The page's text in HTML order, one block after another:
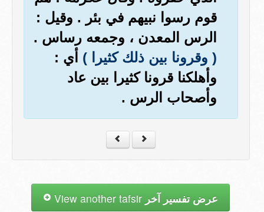
قوم رسوا نبيهم في بئر . وقيل :
الرس المعدن ، وجمعه رساس .
( وقرونا بين ذلك كثيرا ) أي :
وأهلكنا قرونا كثيرا بين عاد
وأصحاب الرس .
عرض تفسير آخر